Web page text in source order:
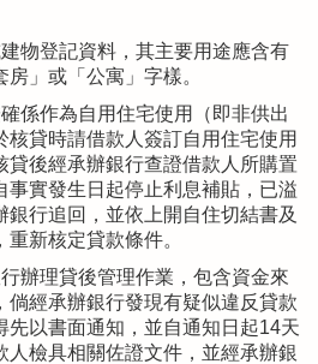
物登記資料，其主要用途應含有
房」或「公寓」字樣。
係作為自用住宅使用（即非供出
貸時請借款人簽訂自用住宅使用
貸後經承辦銀行查證借款人所購置
事實發生日起停止利息補貼，已溢
行追回，並依上開自住切結書及
新核定貸款條件。
辦理貸後管理作業，包含資金來
倘經承辦銀行發現有疑似違反貸款
先以書面通知，並自通知日起14天
人檢具相關佐證文件，並經承辦銀